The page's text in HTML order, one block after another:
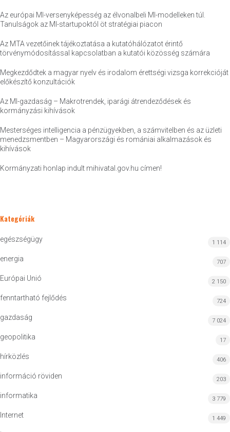
Az európai MI-versenyképesség az élvonalbeli MI-modelleken túl.
Tanulságok az MI-startupoktól öt stratégiai piacon
Az MTA vezetőinek tájékoztatása a kutatóhálózatot érintő
törvénymódosítással kapcsolatban a kutatói közösség számára
Megkezdődtek a magyar nyelv és irodalom érettségi vizsga korrekcióját
előkészítő konzultációk
Az MI-gazdaság – Makrotrendek, iparági átrendeződések és
kormányzási kihívások
Mesterséges intelligencia a pénzügyekben, a számvitelben és az üzleti
menedzsmentben – Magyarországi és romániai alkalmazások és
kihívások
Kormányzati honlap indult mihivatal.gov.hu címen!
Kategóriák
egészségügy 1 114
energia 707
Európai Unió 2 150
fenntartható fejlődés 724
gazdaság 7 024
geopolitika 17
hírközlés 406
információ röviden 203
informatika 3 779
Internet 1 449